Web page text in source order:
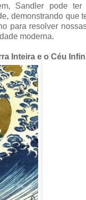
Sandler pode ter
demonstrando que
para resolver
moderna.
Inteira e o Céu